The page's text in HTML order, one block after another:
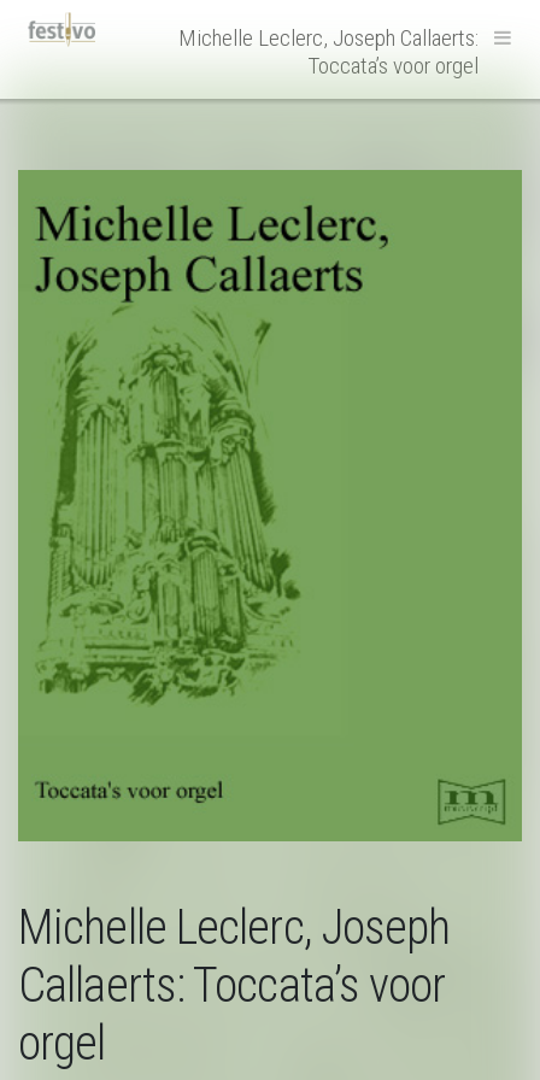
HoofdnavigatieMichelle Leclerc, Joseph Callaerts:
Toccata’s voor orgel
Michelle Leclerc, Joseph
Callaerts: Toccata’s voor
orgel